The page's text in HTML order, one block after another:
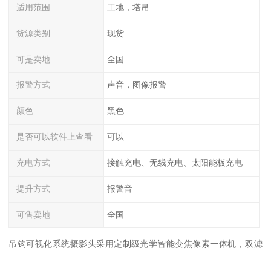
适用范围 工地，塔吊
货源类别 现货
可是卖地 全国
报警方式 声音，图像报警
颜色 黑色
是否可以软件上查看 可以
充电方式 接触充电、无线充电、太阳能板充电
提升方式 报警音
可售卖地 全国
吊钩可视化系统摄影头采用定制级光学智能变焦像素一体机，双滤